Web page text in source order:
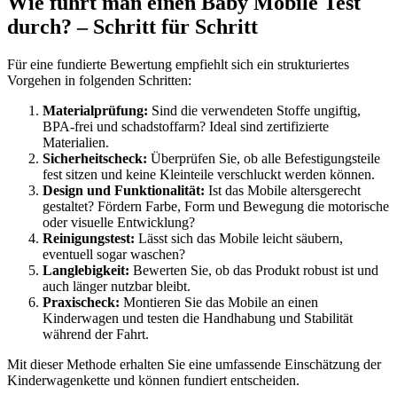
durch? – Schritt für Schritt
Für eine fundierte Bewertung empfiehlt sich ein strukturiertes
Vorgehen in folgenden Schritten:
Materialprüfung: Sind die verwendeten Stoffe ungiftig,
BPA-frei und schadstoffarm? Ideal sind zertifizierte
Materialien.
Sicherheitscheck: Überprüfen Sie, ob alle Befestigungsteile
fest sitzen und keine Kleinteile verschluckt werden können.
Design und Funktionalität: Ist das Mobile altersgerecht
gestaltet? Fördern Farbe, Form und Bewegung die motorische
oder visuelle Entwicklung?
Reinigungstest: Lässt sich das Mobile leicht säubern,
eventuell sogar waschen?
Langlebigkeit: Bewerten Sie, ob das Produkt robust ist und
auch länger nutzbar bleibt.
Praxischeck: Montieren Sie das Mobile an einen
Kinderwagen und testen die Handhabung und Stabilität
während der Fahrt.
Mit dieser Methode erhalten Sie eine umfassende Einschätzung der
Kinderwagenkette und können fundiert entscheiden.